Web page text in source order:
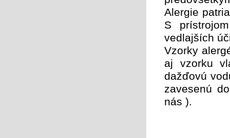
Alergie
S
vedlajších
Vzorky
aj vzorku
dažďovú
zavesenú
nás ).